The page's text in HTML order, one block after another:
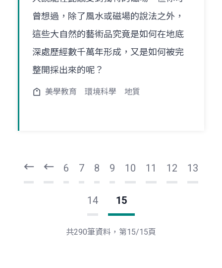
曾想過，除了風水或磁場的說法之外，
這些大自然的藝術品究竟是如何在地底
深處歷經數千萬年形成，又是如何被完
整開採出來的呢？
美學教育 環境科學 地質
6 7 8 9 10 11 12 13
14 15
共290筆資料，第15/15頁